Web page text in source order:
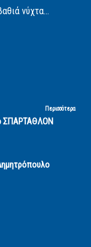
νύχτα...
Περισσότερα
ΣΠΑΡΤΑΘΛΟΝ